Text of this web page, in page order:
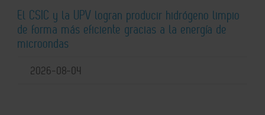
El CSIC y la UPV logran producir hidrógeno limpio
de forma más eficiente gracias a la energía de
microondas
2026-08-04